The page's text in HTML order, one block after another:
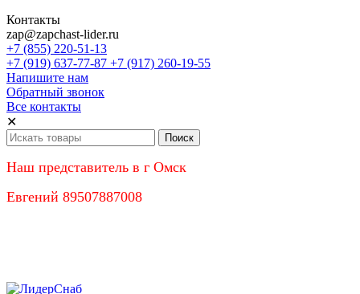
Контакты
zap@zapchast-lider.ru
+7 (855) 220-51-13
+7 (919) 637-77-87 +7 (917) 260-19-55
Напишите нам
Обратный звонок
Все контакты
✕
Наш представитель в г Омск
Евгений 89507887008